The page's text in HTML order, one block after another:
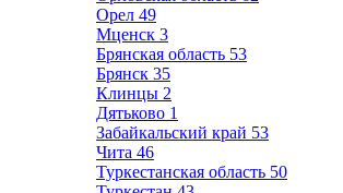
Орел 49
Мценск 3
Брянская область 53
Брянск 35
Клинцы 2
Дятьково 1
Забайкальский край 53
Чита 46
Туркестанская область 50